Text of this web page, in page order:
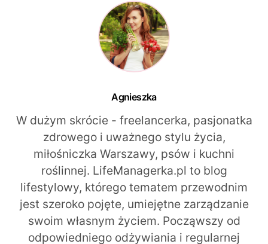
Agnieszka
W dużym skrócie - freelancerka, pasjonatka
zdrowego i uważnego stylu życia,
miłośniczka Warszawy, psów i kuchni
roślinnej. LifeManagerka.pl to blog
lifestylowy, którego tematem przewodnim
jest szeroko pojęte, umiejętne zarządzanie
swoim własnym życiem. Począwszy od
odpowiedniego odżywiania i regularnej